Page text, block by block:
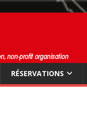
RÉSERVATIONS